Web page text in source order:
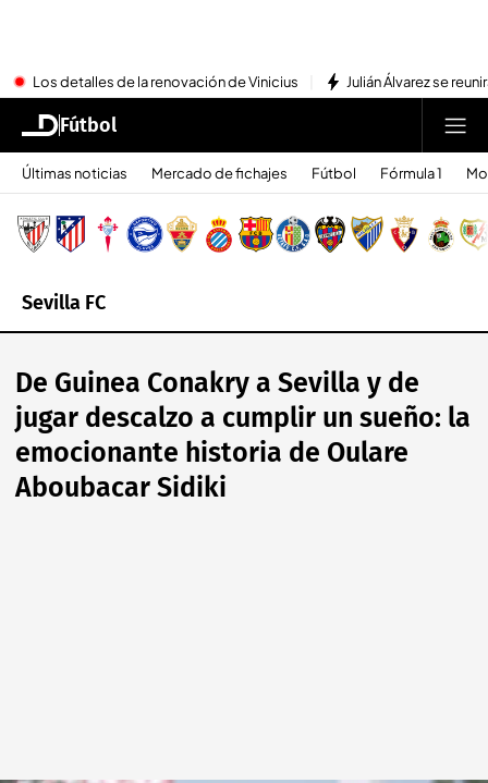
Los detalles de la renovación de Vinicius Julián Álvarez se
Fútbol
Últimas noticias Mercado de fichajes Fútbol Fórmula 1
Sevilla FC
De Guinea Conakry a Sevilla y de
jugar descalzo a cumplir un sueño: la
emocionante historia de Oulare
Aboubacar Sidiki